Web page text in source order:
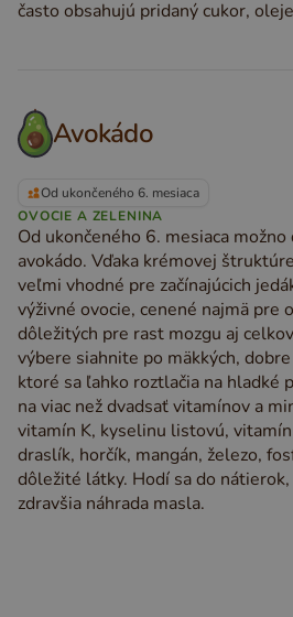
často obsahujú pridaný cukor,
Avokádo
Od ukončeného 6. mesiaca
OVOCIE A ZELENINA
Od ukončeného 6. mesiaca
avokádo. Vďaka krémovej
veľmi vhodné pre začínajúcich
výživné ovocie, cenené najmä pre
dôležitých pre rast mozgu aj
výbere siahnite po mäkkých,
ktoré sa ľahko roztlačia na hladké
na viac než dvadsať vitamínov a
vitamín K, kyselinu listovú,
draslík, horčík, mangán, železo,
dôležité látky. Hodí sa do
zdravšia náhrada masla.